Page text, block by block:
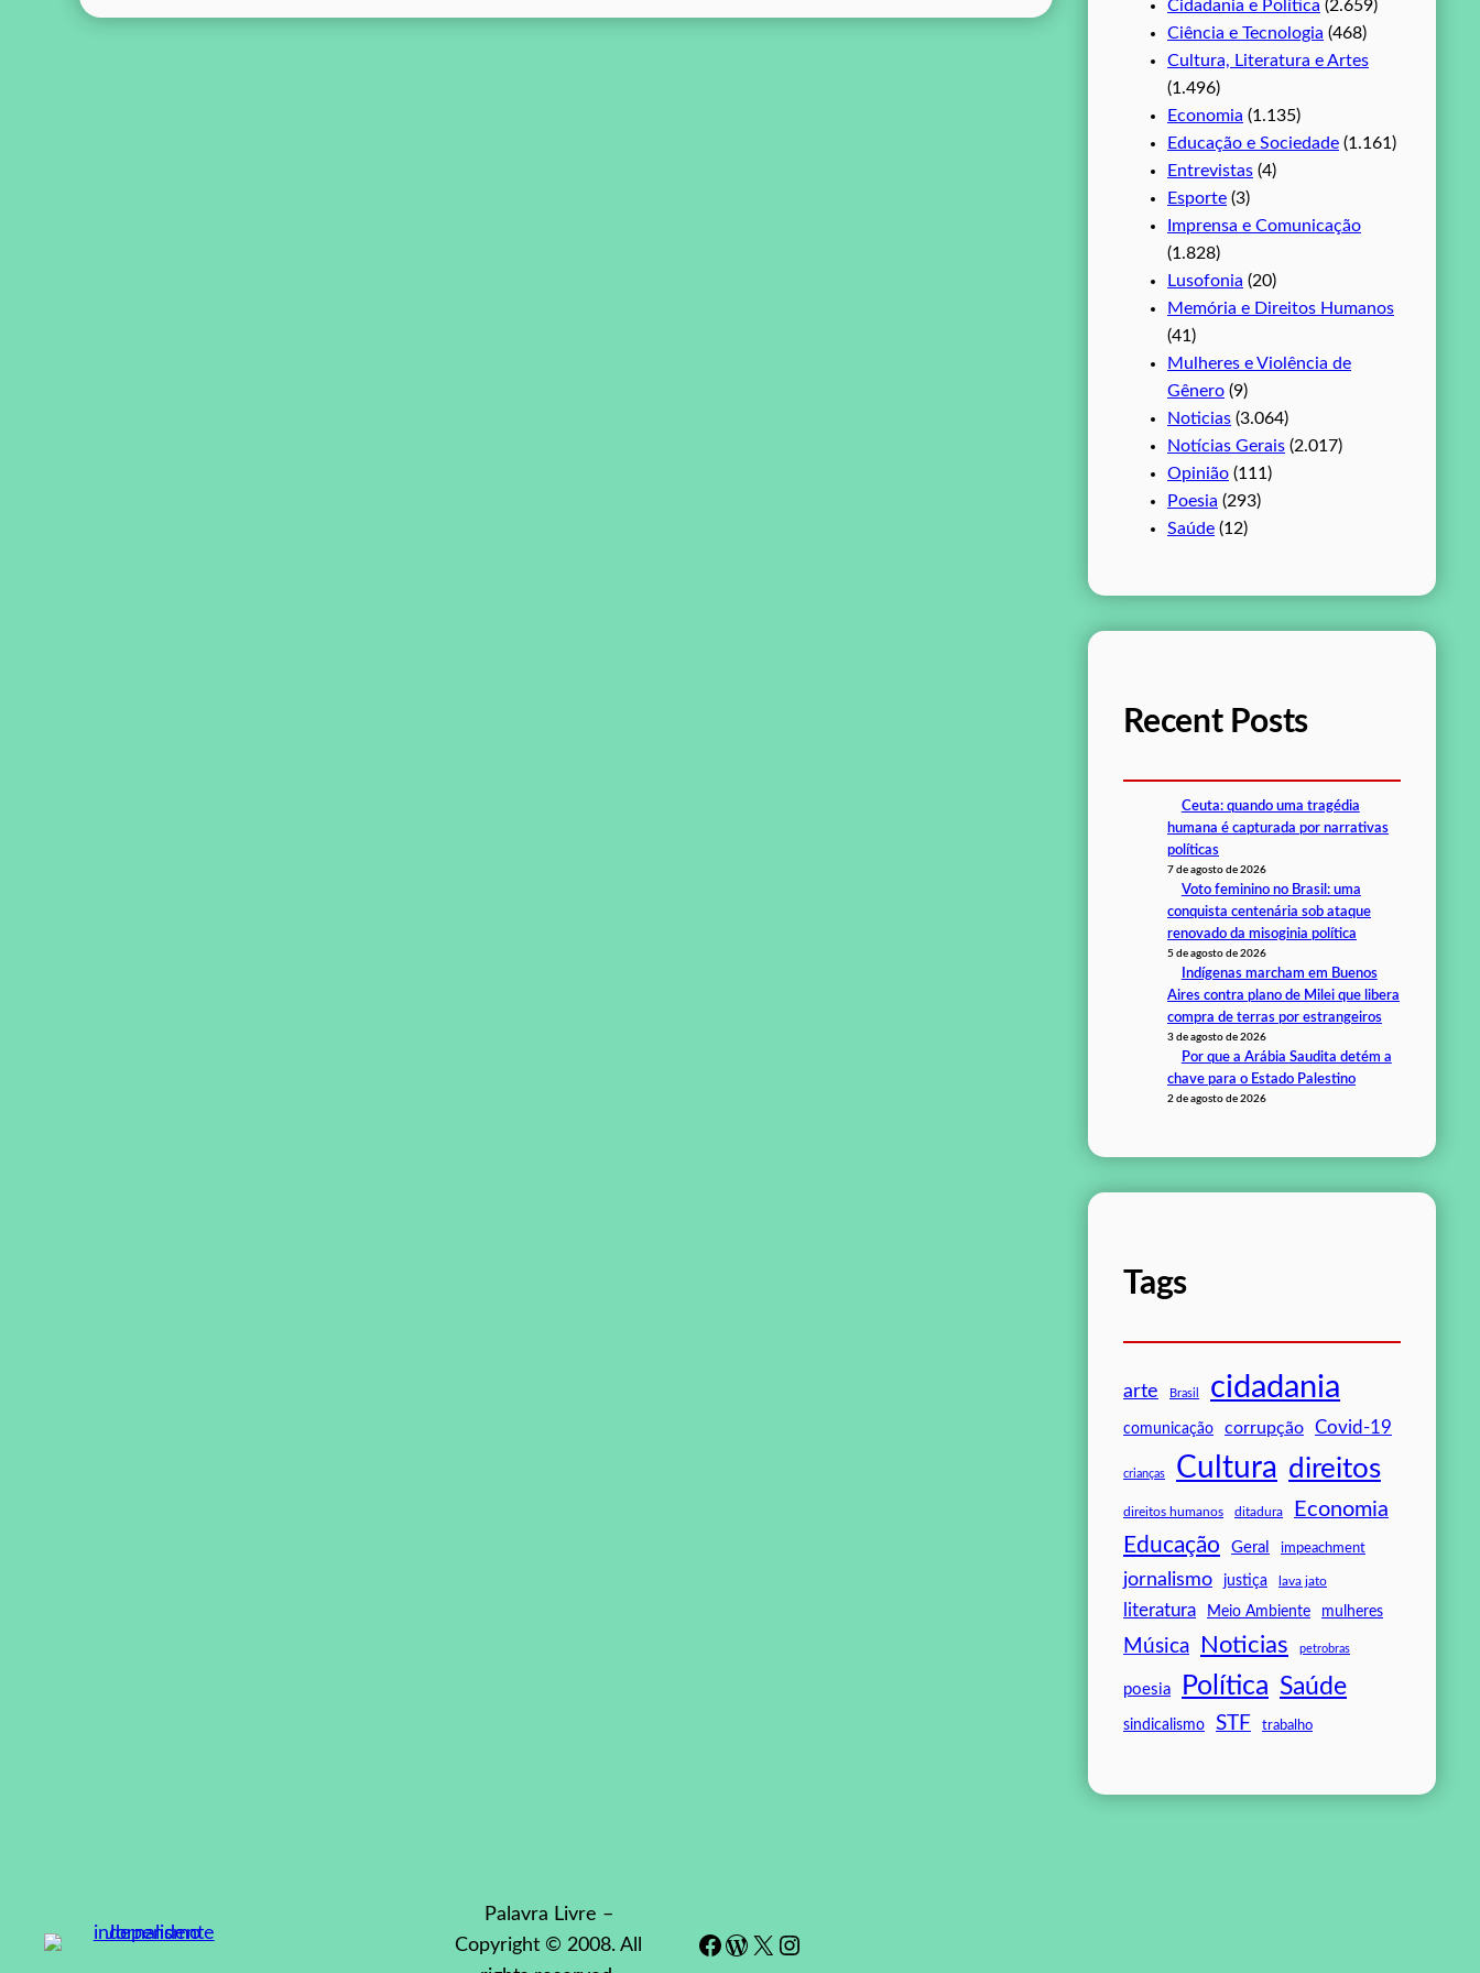
Cidadania e Política (2.659)
Ciência e Tecnologia (468)
Cultura, Literatura e Artes
(1.496)
Economia (1.135)
Educação e Sociedade (1.161)
Entrevistas (4)
Esporte (3)
Imprensa e Comunicação
(1.828)
Lusofonia (20)
Memória e Direitos Humanos
(41)
Mulheres e Violência de
Gênero (9)
Noticias (3.064)
Notícias Gerais (2.017)
Opinião (111)
Poesia (293)
Saúde (12)
Recent Posts
Ceuta: quando uma tragédia
humana é capturada por narrativas
políticas
7 de agosto de 2026
Voto feminino no Brasil: uma
conquista centenária sob ataque
renovado da misoginia política
5 de agosto de 2026
Indígenas marcham em Buenos
Aires contra plano de Milei que libera
compra de terras por estrangeiros
3 de agosto de 2026
Por que a Arábia Saudita detém a
chave para o Estado Palestino
2 de agosto de 2026
Tags
arte Brasil cidadania
comunicação corrupção Covid-19
crianças Cultura direitos
direitos humanos ditadura Economia
Educação Geral impeachment
jornalismo justiça lava jato
literatura Meio Ambiente mulheres
Música Noticias petrobras
poesia Política Saúde
sindicalismo STF trabalho
Palavra Livre –
Copyright © 2008. All
Facebook WordPress # Instagram